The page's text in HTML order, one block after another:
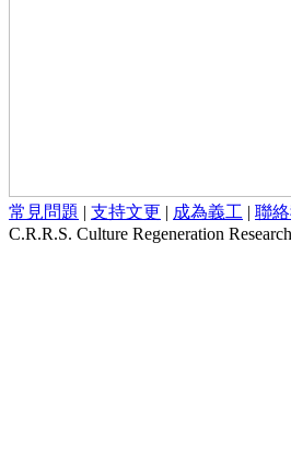
常見問題 | 支持文更 | 成為義工 | 聯
C.R.R.S. Culture Regeneration